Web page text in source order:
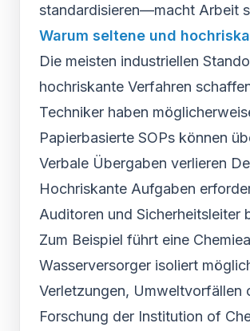
standardisieren—macht Arbeit
Warum seltene und
Die meisten industriellen
hochriskante Verfahren
Techniker haben
Papierbasierte SOPs können
Verbale Übergaben verlieren
Hochriskante Aufgaben
Auditoren und Sicherheitsleiter
Zum Beispiel führt eine
Wasserversorger isoliert
Verletzungen, Umweltvorfällen
Forschung der Institution of